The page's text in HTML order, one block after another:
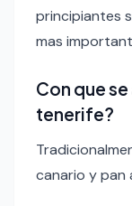
principiantes
mas
Con que
tenerife?
canario y pan